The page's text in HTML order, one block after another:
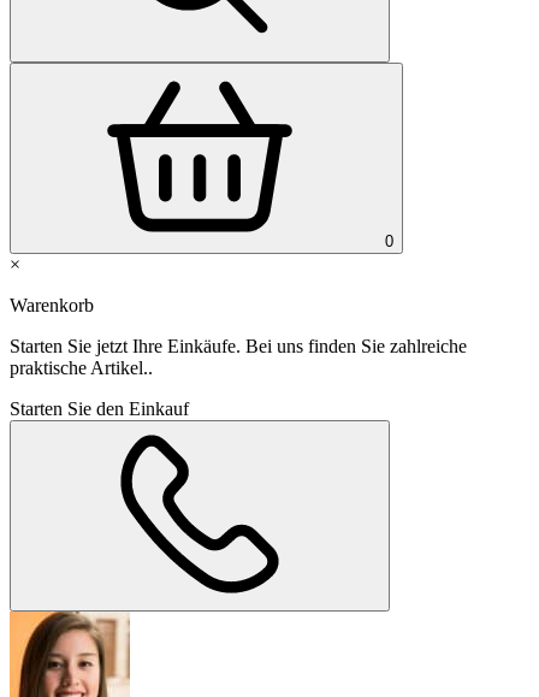
0
×
Warenkorb
Starten Sie jetzt Ihre Einkäufe. Bei uns finden Sie zahlreiche
praktische Artikel..
Starten Sie den Einkauf